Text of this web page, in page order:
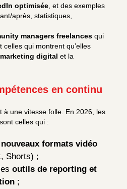
optimisée , et des exemples
après, statistiques,
managers freelances qui
qui montrent qu’elles
marketing digital et la
en continu
à une vitesse folle. En 2026, les
celles qui :
nouveaux formats vidéo
Shorts) ;
outils de reporting et
;